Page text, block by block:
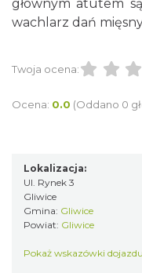
głównym atutem
wachlarz dań
Twoja ocena:
Ocena: 0.0 (Oddano 0
Lokalizacja:
Ul. Rynek 3
Gliwice
Gmina: Gliwice
Powiat: Gliwice
Pokaż wskazówki dojazdu